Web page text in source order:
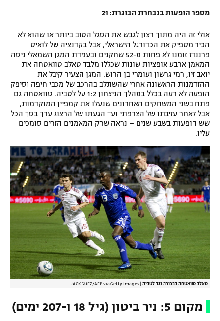
מספר הופעות בנבחרת הבוגרת: 21
אולי זה היה מתוך רצון לגבש את הסגל הטוב ביותר או שהוא לא
הכיר מספיק את הכדורגל הישראלי, אבל בקדנציה של לואיס
פרננדז זומנו לא פחות מ-52 שחקנים ובעמדת המגן השמאלי ניסה
המאמן ארבע אופציות שונות שכללו מלבד טאלב טוואטחה את
יואב זיו, רמי גרשון ועומרי בן הרוש. המגן הצעיר קיבל את
ההזדמנות הראשונה אחרי שהשתלב בהרכב של מכבי חיפה וסיפק
הופעה לא רעה בכלל במהלך הניצחון 1:2 על לטביה. טוואטחה גם
פתח בשני המשחקים האחרונים שנעלו את קמפיין המוקדמות,
אבל לאחר עזיבתו של הצרפתי ועד הגעתו של הרצוג ערך בסך הכל
שש הופעות בשבע שנים – נראה שרק המאמנים הזרים סומכים
עליו.
טאלב טוואטחה בבכורה נגד לטביה JACK GUEZ/AFP via Getty Images
מקום 5: ניר ביטון (גיל 18 ו-207 ימים)